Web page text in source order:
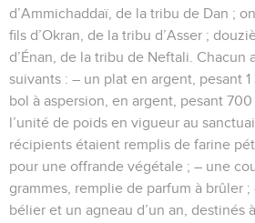
d’Ammichaddaï, de la tribu de Dan ;
fils d’Okran, de la tribu d’Asser ;
d’Énan, de la tribu de Neftali. Chacun
suivants : – un plat en argent, pesant
bol à aspersion, en argent, pesant
l’unité de poids en vigueur au
récipients étaient remplis de farine
pour une offrande végétale ; – une
grammes, remplie de parfum à brûler ;
bélier et un agneau d’un an, destinés